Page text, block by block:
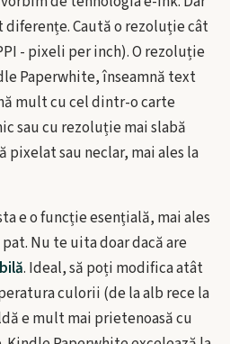
diferențe. Caută o rezoluție cât
- pixeli per inch). O rezoluție
Paperwhite, înseamnă text
mult cu cel dintr-o carte
sau cu rezoluție mai slabă
pixelat sau neclar, mai ales la
e o funcție esențială, mai ales
Nu te uita doar dacă are
. Ideal, să poți modifica atât
culorii (de la alb rece la
e mult mai prietenoasă cu